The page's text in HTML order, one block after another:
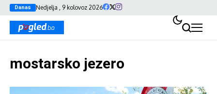
Danas Nedjelja , 9 kolovoz 2026
mostarsko jezero